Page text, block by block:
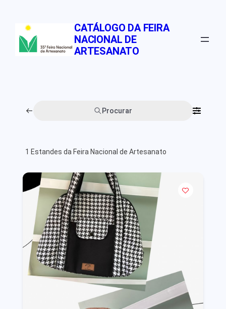
conteúdo
CATÁLOGO DA FEIRA
NACIONAL DE
ARTESANATO
Procurar
1 Estandes da Feira Nacional de Artesanato